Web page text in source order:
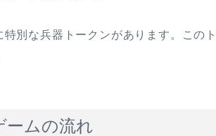
特別な兵器トークンがあります。この
ームの流れ